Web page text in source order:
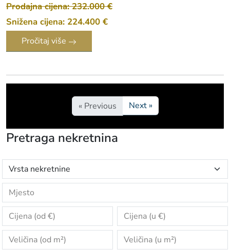
Prodajna cijena: 232.000 €
Snižena cijena: 224.400 €
Pročitaj više
« Previous Next »
Pretraga nekretnina